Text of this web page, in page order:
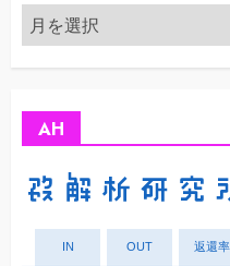
ア
ー
カ
AH